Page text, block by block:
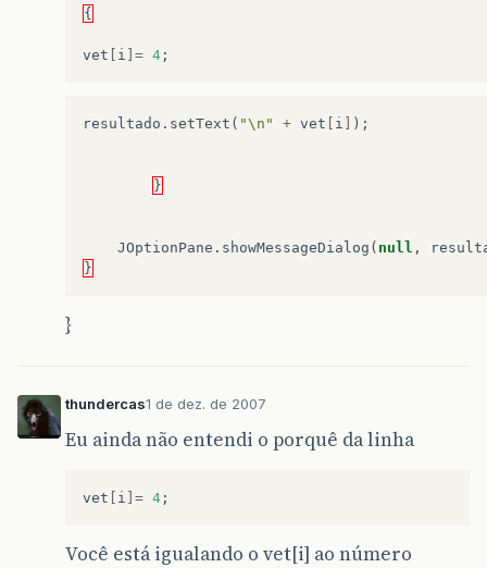
{
vet [ i ]= 4 ;
resultado . setText ( "\n" + vet [ i ] );
}
JOptionPane . showMessageDialog ( null ,
}
}
thundercas1 de dez. de 2007
Eu ainda não entendi o porquê da linha
vet i ]= 4 ;
Você está igualando o vet[i] ao número